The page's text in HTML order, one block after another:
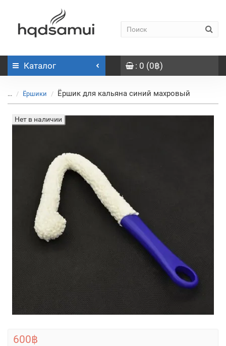
Каталог : 0 (0฿)
... Ёршики Ёршик для кальяна синий махровый
Нет в наличии
600฿